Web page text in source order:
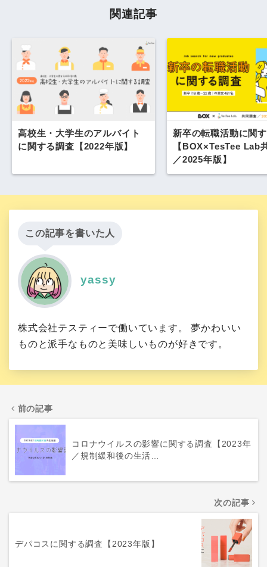
関連記事
高校生・大学生のアルバイト
に関する調査【2022年版】
新卒の転職活動に関
【BOX×TesTee Lab
／2025年版】
この記事を書いた人
yassy
株式会社テスティーで働いています。 夢かわいい
ものと派手なものと美味しいものが好きです。
前の記事
コロナウイルスの影響に関する調査【2023年
／規制緩和後の生活…
次の記事
デパコスに関する調査【2023年版】